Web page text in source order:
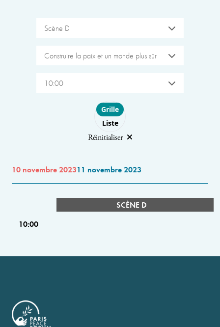
Scène D
Construire la paix et un monde plus sûr
10:00
Choose layout
Grille
Liste
Réinitialiser
10 novembre 202311 novembre 2023
SCÈNE D
10:00